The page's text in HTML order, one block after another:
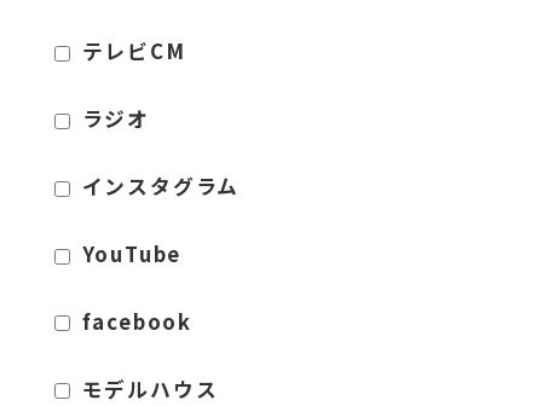
テレビCM
ラジオ
インスタグラム
YouTube
facebook
モデルハウス